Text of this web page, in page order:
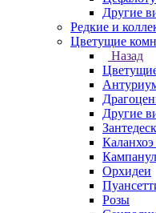
Другие
Редкие и
Цветущие
Назад
Другие
Орхидеи
Розы